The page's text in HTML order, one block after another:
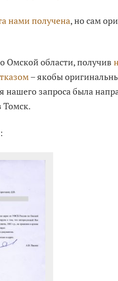
нами получена, но сам
Омской области, получив
– якобы
нашего запроса была
Томск.
: